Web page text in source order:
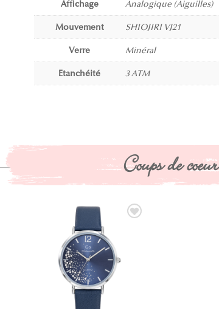
Affichage Analogique (Aiguilles)
Mouvement SHIOJIRI VJ21
Verre Minéral
Etanchéité 3 ATM
Coups de coeur